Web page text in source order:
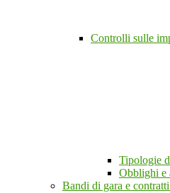
Controlli sulle
Tipologie
Obblighi e
Bandi di gara e contratti